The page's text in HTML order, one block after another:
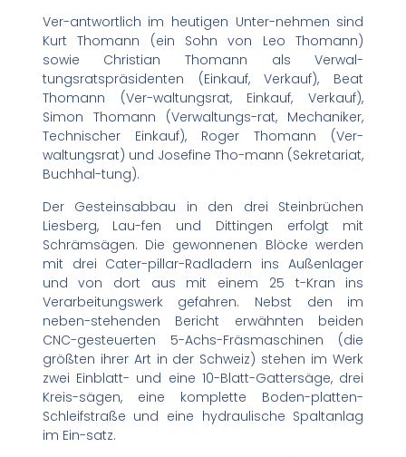
Ver-antwortlich im heutigen Unter-nehmen sind
Kurt Thomann (ein Sohn von Leo Thomann)
sowie Christian Thomann als Verwal-
tungsratspräsidenten (Einkauf, Verkauf), Beat
Thomann (Ver-waltungsrat, Einkauf, Verkauf),
Simon Thomann (Verwaltungs-rat, Mechaniker,
Technischer Einkauf), Roger Thomann (Ver-
waltungsrat) und Josefine Tho-mann (Sekretariat,
Buchhal-tung).
Der Gesteinsabbau in den drei Steinbrüchen
Liesberg, Lau-fen und Dittingen erfolgt mit
Schrämsägen. Die gewonnenen Blöcke werden
mit drei Cater-pillar-Radladern ins Außenlager
und von dort aus mit einem 25 t-Kran ins
Verarbeitungswerk gefahren. Nebst den im
neben-stehenden Bericht erwähnten beiden
CNC-gesteuerten 5-Achs-Fräsmaschinen (die
größten ihrer Art in der Schweiz) stehen im Werk
zwei Einblatt- und eine 10-Blatt-Gattersäge, drei
Kreis-sägen, eine komplette Boden-platten-
Schleifstraße und eine hydraulische Spaltanlag
im Ein-satz.